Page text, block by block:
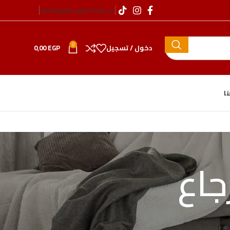
عن الشركةعناوين الفروعالمدونة
دخول / تسجيل 0
0,00EGP